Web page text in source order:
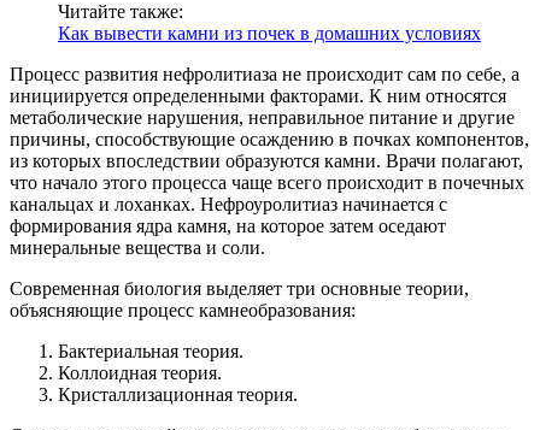
Читайте также:
Как вывести камни из почек в домашних условиях
Процесс развития нефролитиаза не происходит сам по себе, а
инициируется определенными факторами. К ним относятся
метаболические нарушения, неправильное питание и другие
причины, способствующие осаждению в почках компонентов,
из которых впоследствии образуются камни. Врачи полагают,
что начало этого процесса чаще всего происходит в почечных
канальцах и лоханках. Нефроуролитиаз начинается с
формирования ядра камня, на которое затем оседают
минеральные вещества и соли.
Современная биология выделяет три основные теории,
объясняющие процесс камнеобразования:
Бактериальная теория.
Коллоидная теория.
Кристаллизационная теория.